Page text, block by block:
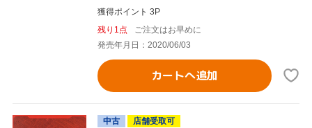
獲得ポイント 3P
残り1点
ご注文はお早めに
発売年月日：2020/06/03
カートへ追加
中古
店舗受取可